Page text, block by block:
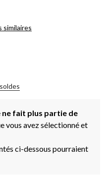
similaires
ne fait plus partie de
vous avez sélectionné et
ci-dessous pourraient